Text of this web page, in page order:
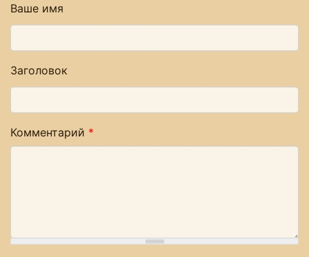
Ваше имя
Заголовок
Комментарий *